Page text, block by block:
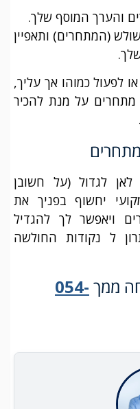
והערך המוסף שלך.
(המתחרים) ותאפיין
לפעול כמוהו אך עליך,
על מנת להכיר
לגדול (על חשובן
יחשוף בפניך את
ויאפשר לך להגדיל
ל נקודות החולשה
ממך 054-